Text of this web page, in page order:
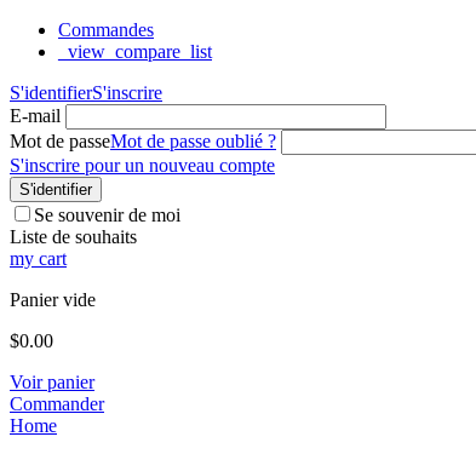
Commandes
_view_compare_list
S'identifierS'inscrire
E-mail
Mot de passeMot de passe oublié ?
S'inscrire pour un nouveau compte
S'identifier
Se souvenir de moi
Liste de souhaits
my cart
Panier vide
$0.00
Voir panier
Commander
Home